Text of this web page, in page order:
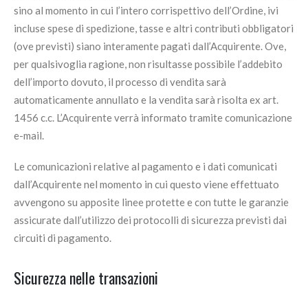
sino al momento in cui l’intero corrispettivo dell’Ordine, ivi
incluse spese di spedizione, tasse e altri contributi obbligatori
(ove previsti) siano interamente pagati dall’Acquirente. Ove,
per qualsivoglia ragione, non risultasse possibile l’addebito
dell’importo dovuto, il processo di vendita sarà
automaticamente annullato e la vendita sarà risolta ex art.
1456 c.c. L’Acquirente verrà informato tramite comunicazione
e-mail.
Le comunicazioni relative al pagamento e i dati comunicati
dall’Acquirente nel momento in cui questo viene effettuato
avvengono su apposite linee protette e con tutte le garanzie
assicurate dall’utilizzo dei protocolli di sicurezza previsti dai
circuiti di pagamento.
Sicurezza nelle transazioni